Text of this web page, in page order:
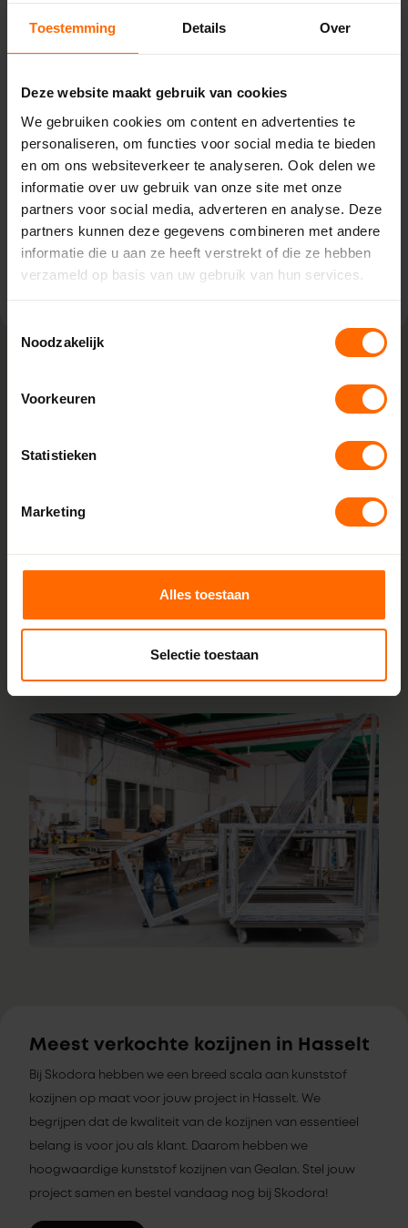
Toestemming Details Over
Deze website maakt gebruik van cookies
We gebruiken cookies om content en advertenties te
personaliseren, om functies voor social media te bieden
en om ons websiteverkeer te analyseren. Ook delen we
informatie over uw gebruik van onze site met onze
partners voor social media, adverteren en analyse. Deze
partners kunnen deze gegevens combineren met andere
informatie die u aan ze heeft verstrekt of die ze hebben
verzameld op basis van uw gebruik van hun services.
Noodzakelijk
Voorkeuren
Statistieken
Marketing
Alles toestaan
Selectie toestaan
Pick-up point
Selecteren als mijn vestiging
Lokaal geproduceerd in onze eigen
Skodora. Vanuit onze fabrieken in Heerenveen en Meppel
eerlijke prijs. Dankzij korte productietijden kun je jouw
Hasselt. Stel je kozijnen online samen en wij leveren ze vanaf
je graag.
Meest verkochte kozijnen in Hasselt
Bij Skodora hebben we een breed scala aan kunststof
kozijnen op maat voor jouw project in Hasselt. We
begrijpen dat de kwaliteit van de kozijnen van essentieel
belang is voor jou als klant. Daarom hebben we
hoogwaardige kunststof kozijnen van Gealan. Stel jouw
project samen en bestel vandaag nog bij Skodora!